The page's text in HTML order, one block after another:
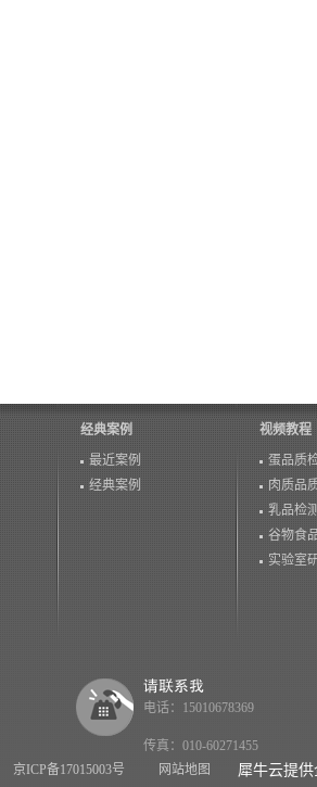
经典案例
最近案例
经典案例
视频教程
蛋品质
肉质品
乳品检
谷物食
实验室
京ICP备17015003号 网站地图 犀牛云提
电话：15010678369
传真：010-60271455